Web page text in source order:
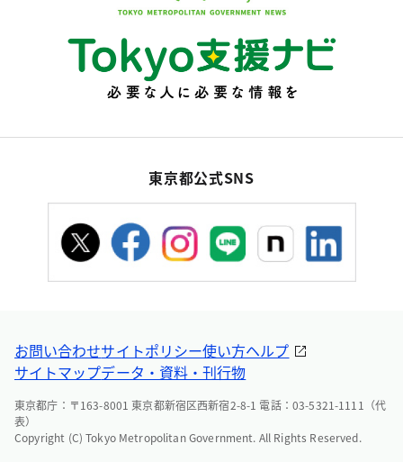
東京都公式SNS
お問い合わせサイトポリシー使い方ヘルプ
サイトマップデータ・資料・刊行物
東京都庁：〒163-8001 東京都新宿区西新宿2-8-1 電話：03-5321-1111（代
表）
Copyright (C) Tokyo Metropolitan Government. All Rights Reserved.